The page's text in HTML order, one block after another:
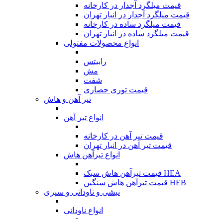
قیمت میلگرد آجدار در کارخانه
قیمت میلگرد آجدار در انبار تهران
قیمت میلگرد ساده در کارخانه
قیمت میلگرد ساده در انبار تهران
انواع محصولات مفتولی
رابیتس
مش
شفت
قیمت توری حصاری
تیر آهن و هاش
انواع تیر آهن
قیمت تیر آهن در کارخانه
قیمت تیر آهن در انبار تهران
انواع تیرآهن هاش
قیمت تیرآهن هاش سبک HEA
قیمت تیرآهن هاش سنگین HEB
نبشی و ناودانی و سپری
انواع ناودانی